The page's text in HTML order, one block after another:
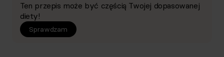
Ten przepis może być częścią Twojej dopasowanej
diety!
Sprawdzam